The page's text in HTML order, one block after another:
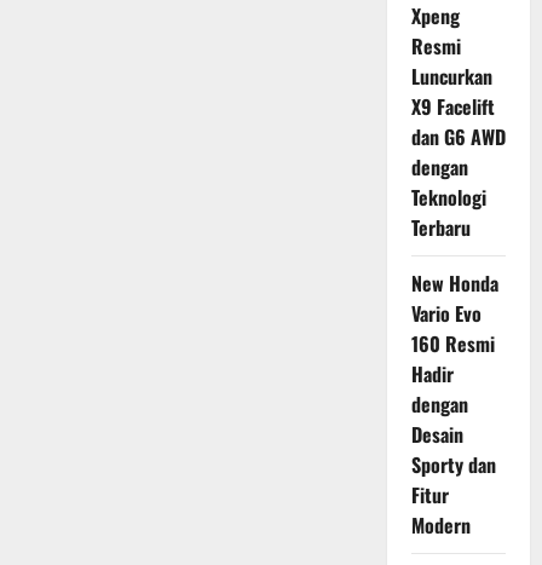
Xpeng
Resmi
Luncurkan
X9 Facelift
dan G6 AWD
dengan
Teknologi
Terbaru
New Honda
Vario Evo
160 Resmi
Hadir
dengan
Desain
Sporty dan
Fitur
Modern